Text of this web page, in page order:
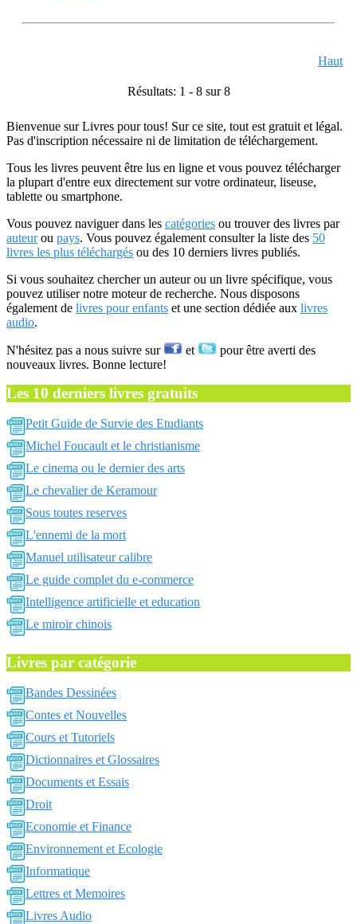
Haut
Résultats: 1 - 8 sur 8
Bienvenue sur Livres pour tous! Sur ce site, tout est gratuit et légal.
Pas d'inscription nécessaire ni de limitation de téléchargement.
Tous les livres peuvent être lus en ligne et vous pouvez télécharger
la plupart d'entre eux directement sur votre ordinateur, liseuse,
tablette ou smartphone.
Vous pouvez naviguer dans les catégories ou trouver des livres par
auteurou pays. Vous pouvez également consulter la liste des 50
livres les plus téléchargés ou des 10 derniers livres publiés.
Si vous souhaitez chercher un auteur ou un livre spécifique, vous
pouvez utiliser notre moteur de recherche. Nous disposons
également de livres pour enfants et une section dédiée aux livres
audio.
N'hésitez pas a nous suivre sur et
pour être averti des
nouveaux livres. Bonne lecture!
Les 10 derniers livres gratuits
Petit Guide de Survie des Etudiants
Michel Foucault et le christianisme
Le cinema ou le dernier des arts
Le chevalier de Keramour
Sous toutes reserves
L'ennemi de la mort
Manuel utilisateur calibre
Le guide complet du e-commerce
Intelligence artificielle et education
Le miroir chinois
Livres par catégorie
Bandes Dessinées
Contes et Nouvelles
Cours et Tutoriels
Dictionnaires et Glossaires
Documents et Essais
Droit
Economie et Finance
Environnement et Ecologie
Informatique
Lettres et Memoires
Livres Audio